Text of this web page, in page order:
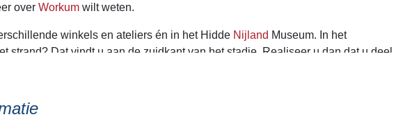
over Workum wilt weten.
winkels en ateliers én in het Hidde Nijland Museum. In het
Dat vindt u aan de zuidkant van het stadje. Realiseer u dan dat u deel
van